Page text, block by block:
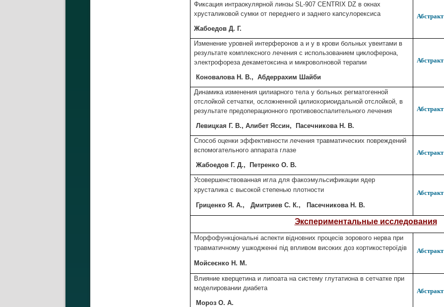
Фиксация интраокулярной линзы SL-907 CENTRIX DZ в окнах
хрусталиковой сумки от переднего и заднего капсулорексиса
Жабоедов Д. Г.
Абстракт
Изменение уровней интерферонов а и у в крови больных увеитами в
результате комплексного лечения с использованием циклоферона,
электрофореза декаметоксина и микроволновой терапии
Коновалова Н. В., Абдеррахим Шайби
Абстракт
Динамика изменения цилиарного тела у больных регматогенной
отслойкой сетчатки, осложненной цилиохориоидальной отслойкой, в
результате предоперационного противовоспалительного лечения
Левицкая Г. В., Алибет Яссин, Пасечникова Н. В.
Абстракт
Способ оценки эффективности лечения травматических повреждений
вспомогательного аппарата глазe
Жабоедов Г. Д., Петренко О. В.
Абстракт
Усовершенствованная игла для факоэмульсификации ядер
хрусталика с высокой степенью плотности
Гриценко Я. А., Дмитриев С. К., Пасечникова Н. В.
Абстракт
Экспериментальные исследования
Морфофункціональні аспекти відновних процесів зорового нерва при
травматичному ушкодженні під впливом високих доз кортикостероїдів
Мойсеєнко Н. М.
Абстракт
Влияние кверцетина и липоата на систему глутатиона в сетчатке при
моделировании диабета
Мороз О. А.
Абстракт